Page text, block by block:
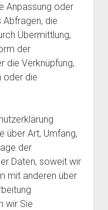
Anpassung oder
Abfragen, die
Übermittlung,
der
die Verknüpfung,
oder die
über Art, Umfang,
der
Daten, soweit wir
mit anderen über
wir Sie